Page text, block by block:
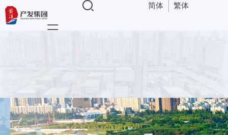
简体 繁体